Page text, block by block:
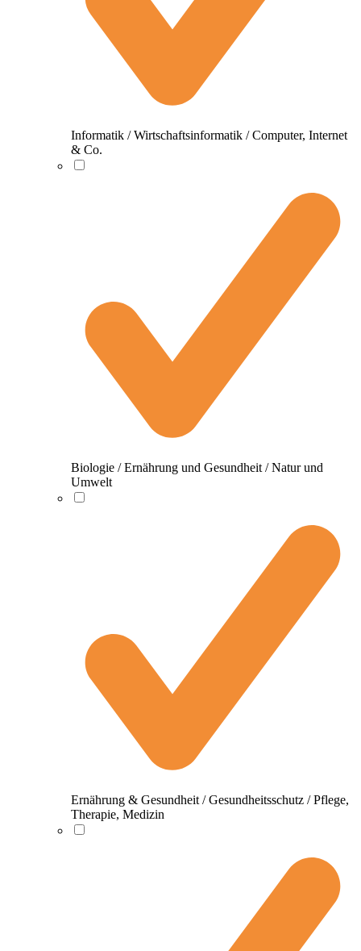
Informatik / Wirtschaftsinformatik / Computer, Internet
& Co.
Biologie / Ernährung und Gesundheit / Natur und
Umwelt
Ernährung & Gesundheit / Gesundheitsschutz / Pflege,
Therapie, Medizin